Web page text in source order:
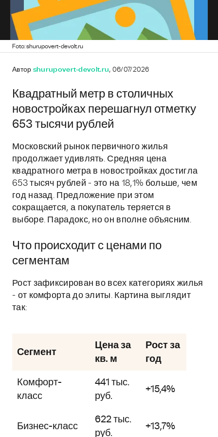
Foto: shurupovert-devolt.ru
Автор shurupovert-devolt.ru, 06/07/2026
Квадратный метр в столичных
новостройках перешагнул отметку
653 тысячи рублей
Московский рынок первичного жилья
продолжает удивлять. Средняя цена
квадратного метра в новостройках достигла
653 тысяч рублей - это на 18,1% больше, чем
год назад. Предложение при этом
сокращается, а покупатель теряется в
выборе. Парадокс, но он вполне объясним.
Что происходит с ценами по
сегментам
Рост зафиксирован во всех категориях жилья
- от комфорта до элиты. Картина выглядит
так:
Сегмент
Цена за
кв. м
Рост за
год
Комфорт-
класс
441 тыс.
руб.
+15,4%
Бизнес-класс
622 тыс.
руб.
+13,7%